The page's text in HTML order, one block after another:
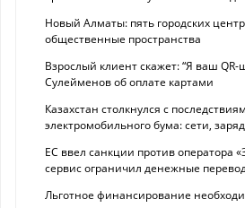
Новый Алматы: пять городских
общественные пространства
Взрослый клиент скажет: “Я ваш
Сулейменов об оплате картами
Казахстан столкнулся с
электромобильного бума: сети,
ЕС ввел санкции против оператора
сервис ограничил денежные
Льготное финансирование